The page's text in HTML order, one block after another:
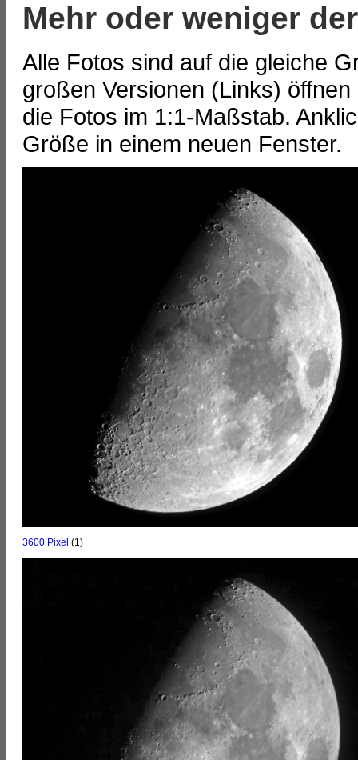
Mehr oder weniger
Alle Fotos sind auf die gleiche
großen Versionen (Links)
die Fotos im 1:1-Maßstab.
Größe in einem neuen Fenster.
3600 Pixel (1)